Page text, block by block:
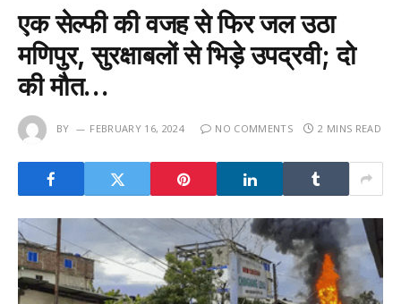
एक सेल्फी की वजह से फिर जल उठा
मणिपुर, सुरक्षाबलों से भिड़े उपद्रवी; दो
की मौत…
BY FEBRUARY 16, 2024 NO COMMENTS 2 MINS READ